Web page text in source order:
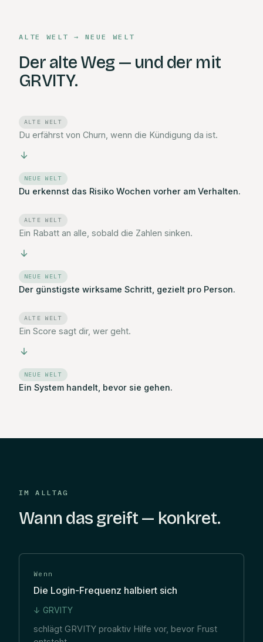
ALTE WELT → NEUE WELT
Der alte Weg — und der mit
GRVITY.
ALTE WELT
Du erfährst von Churn, wenn die Kündigung da ist.
NEUE WELT
Du erkennst das Risiko Wochen vorher am Verhalten.
ALTE WELT
Ein Rabatt an alle, sobald die Zahlen sinken.
NEUE WELT
Der günstigste wirksame Schritt, gezielt pro Person.
ALTE WELT
Ein Score sagt dir, wer geht.
NEUE WELT
Ein System handelt, bevor sie gehen.
IM ALLTAG
Wann das greift — konkret.
Wenn
Die Login-Frequenz halbiert sich
↓ GRVITY
schlägt GRVITY proaktiv Hilfe vor, bevor Frust